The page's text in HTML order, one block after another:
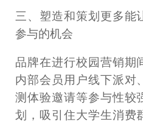
三、塑造和策划更多能
参与的机会
品牌在进行校园营销期
内部会员用户线下派对
测体验邀请等参与性较
划，吸引住大学生消费